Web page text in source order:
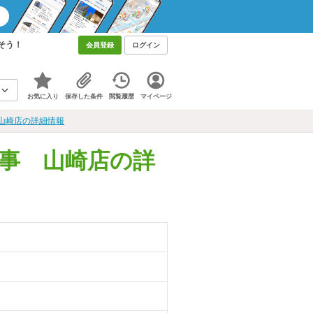
う！ 会員登録 ログイン
お気に入り 保存した条件 閲覧履歴 マイページ
店の詳細情報
山崎店の詳